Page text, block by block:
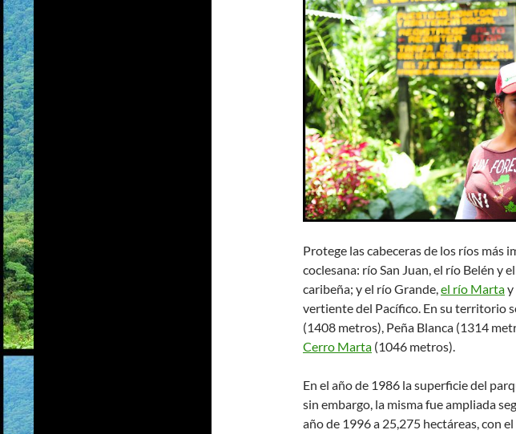
Protege las cabeceras de los ríos más
coclesana: río San Juan, el río Belén y
caribeña; y el río Grande,el río Martay
vertiente del Pacífico. En su territorio
(1408 metros), Peña Blanca (1314
Cerro Marta (1046 metros).
En el año de 1986 la superficie del
sin embargo, la misma fue ampliada
año de 1996 a 25,275 hectáreas, con